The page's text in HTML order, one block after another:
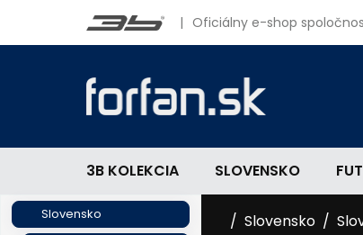
| Oficiálny e-shop
3B KOLEKCIA SLOVENSKO
Slovensko
Slovensko